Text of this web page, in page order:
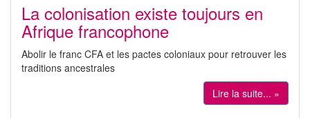
La colonisation existe toujours en
Afrique francophone
Abolir le franc CFA et les pactes coloniaux pour retrouver les
traditions ancestrales
Lire la suite... »